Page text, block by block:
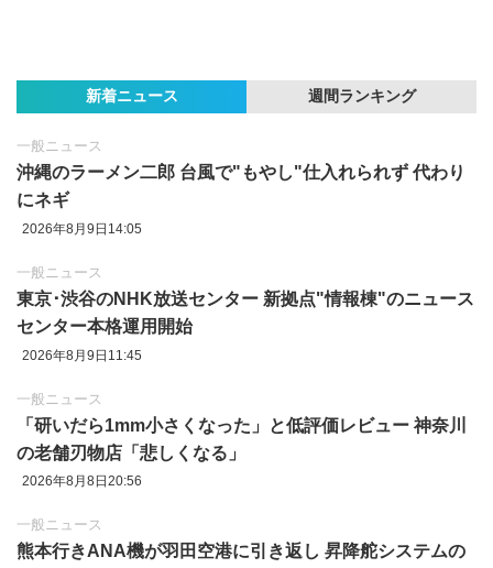
新着ニュース 週間ランキング
一般ニュース
沖縄のラーメン二郎 台風で"もやし"仕入れられず 代わり
にネギ
2026年8月9日14:05
一般ニュース
東京‪･‬渋谷のNHK放送センター 新拠点"情報棟"のニュース
センター本格運用開始
2026年8月9日11:45
一般ニュース
「研いだら1mm小さくなった」と低評価レビュー 神奈川
の老舗刃物店「悲しくなる」
2026年8月8日20:56
一般ニュース
熊本行きANA機が羽田空港に引き返し 昇降舵システムの